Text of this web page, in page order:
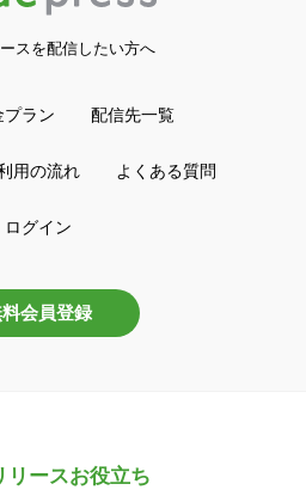
スを配信したい方へ
プラン 配信先一覧
用の流れ よくある質問
ログイン
会員登録
リースお役立ち